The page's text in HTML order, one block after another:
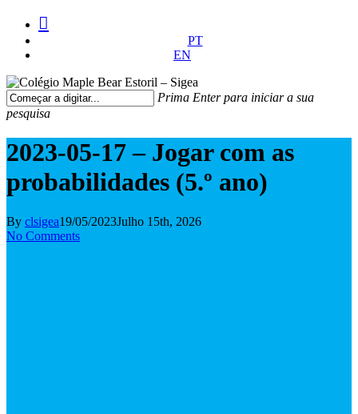
facebook
instagram
medium
PT
EN
Prima Enter para iniciar a sua
pesquisa
Pesquisa
2023-05-17 – Jogar com as
probabilidades (5.º ano)
By clsigea19/05/2023Julho 15th, 2026
No Comments